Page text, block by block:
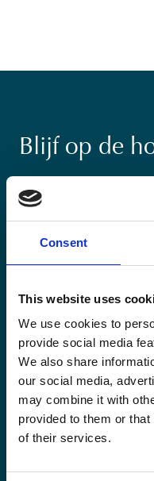
Consent
This website uses
We use cookies to
provide social media
We also share
our social media,
may combine it with
provided to them or
of their services.
Blijf op de
internationale
Belgisch perspectief.
Email
(Vereist)
Ja,
ik
schrijf
me
Ja, ik schrijf me
CAPTCHA